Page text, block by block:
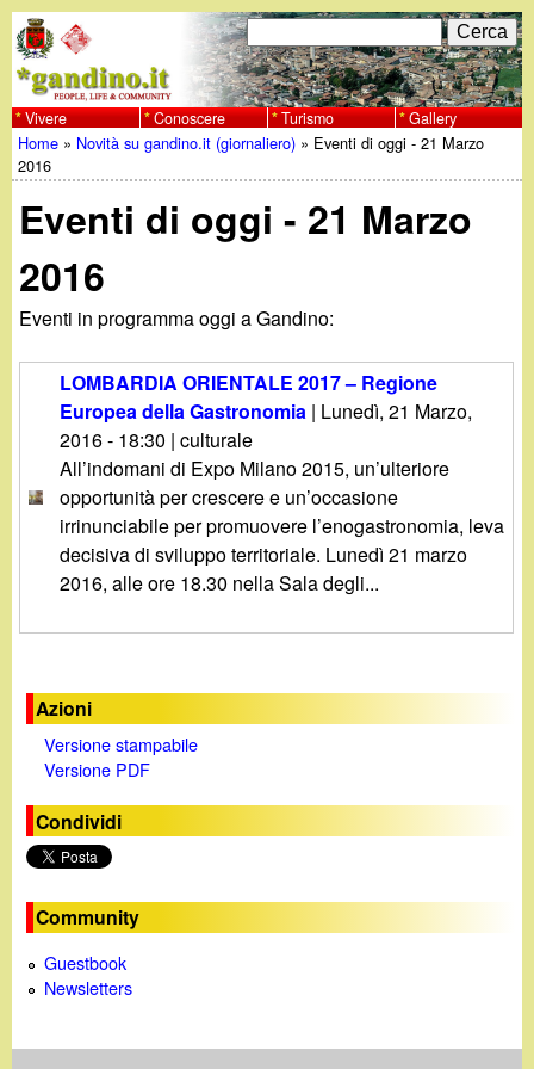
al
contenuto
principale
w
w
w
.
g
n
n
o
F
o
r
m
d
r
i
c
e
r
c
C
e
r
c
a
Vivere Conoscere Turismo Gallery
Tu
sei
qui
Home » Novità su gandino.it (giornaliero) » Eventi di oggi - 21 Marzo
2016
Eventi di oggi - 21 Marzo
2016
Eventi in programma oggi a Gandino:
LOMBARDIA ORIENTALE 2017 – Regione
Europea della Gastronomia | Lunedì, 21 Marzo,
2016 - 18:30 | culturale
All’indomani di Expo Milano 2015, un’ulteriore
opportunità per crescere e un’occasione
irrinunciabile per promuovere l’enogastronomia, leva
decisiva di sviluppo territoriale. Lunedì 21 marzo
2016, alle ore 18.30 nella Sala degli...
Azioni
Versione stampabile
Versione PDF
Condividi
Community
Guestbook
Newsletters